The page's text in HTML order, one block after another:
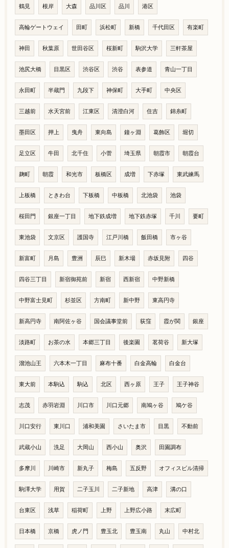
鶴見 根岸 大森 品川区 品川 港区
高輪ゲートウェイ 田町 浜松町 新橋 千代田区 有楽町
神田 秋葉原 世田谷区 桜新町 駒沢大学 三軒茶屋
池尻大橋 目黒区 渋谷区 渋谷 表参道 青山一丁目
永田町 半蔵門 九段下 神保町 大手町 中央区
三越前 水天宮前 江東区 清澄白河 住吉 錦糸町
墨田区 押上 曳舟 東向島 鐘ヶ淵 葛飾区 堀切
足立区 牛田 北千住 小菅 埼玉県 朝霞市 朝霞台
麹町 朝霞 和光市 板橋区 成増 下赤塚 東武練馬
上板橋 ときわ台 下板橋 中板橋 北池袋 池袋
桜田門 銀座一丁目 地下鉄成増 地下鉄赤塚 千川 要町
東池袋 文京区 護国寺 江戸川橋 飯田橋 市ヶ谷
新富町 月島 豊洲 辰巳 新木場 赤坂見附 四谷
四谷三丁目 新宿御苑前 新宿 西新宿 中野新橋
中野富士見町 杉並区 方南町 新中野 東高円寺
新高円寺 南阿佐ヶ谷 国会議事堂前 荻窪 霞が関 銀座
淡路町 お茶の水 本郷三丁目 後楽園 茗荷谷 新大塚
溜池山王 六本木一丁目 麻布十番 白金高輪 白金台
東大前 本駒込 駒込 北区 西ヶ原 王子 王子神谷
志茂 赤羽岩淵 川口市 川口元郷 南鳩ヶ谷 鳩ケ谷
川口安行 東川口 浦和美園 さいたま市 目黒 不動前
武蔵小山 洗足 大岡山 西小山 奥沢 田園調布
多摩川 川崎市 新丸子 梅島 五反野 オフィスビル清掃
駒澤大学 用賀 二子玉川 二子新地 高津 溝の口
台東区 浅草 稲荷町 上野 上野広小路 末広町
日本橋 京橋 虎ノ門 豊玉北 豊玉南 丸山 中村北